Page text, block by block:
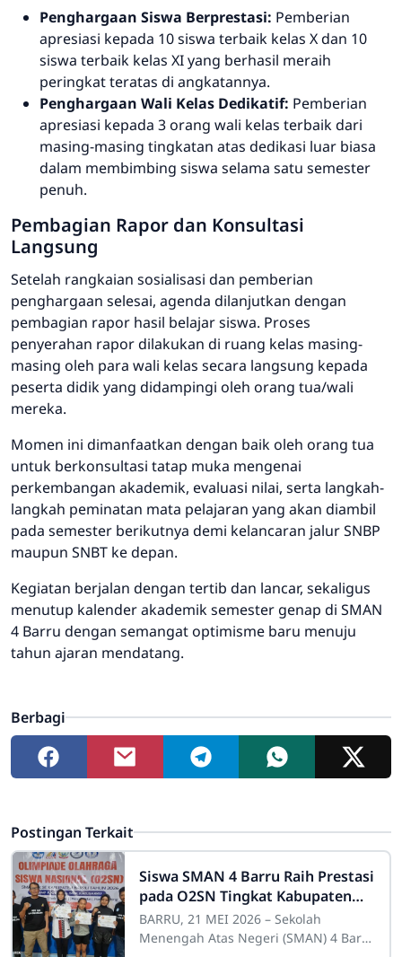
Penghargaan Siswa Berprestasi: Pemberian
apresiasi kepada 10 siswa terbaik kelas X dan 10
siswa terbaik kelas XI yang berhasil meraih
peringkat teratas di angkatannya.
Penghargaan Wali Kelas Dedikatif: Pemberian
apresiasi kepada 3 orang wali kelas terbaik dari
masing-masing tingkatan atas dedikasi luar biasa
dalam membimbing siswa selama satu semester
penuh.
Pembagian Rapor dan Konsultasi
Langsung
Setelah rangkaian sosialisasi dan pemberian
penghargaan selesai, agenda dilanjutkan dengan
pembagian rapor hasil belajar siswa. Proses
penyerahan rapor dilakukan di ruang kelas masing-
masing oleh para wali kelas secara langsung kepada
peserta didik yang didampingi oleh orang tua/wali
mereka.
Momen ini dimanfaatkan dengan baik oleh orang tua
untuk berkonsultasi tatap muka mengenai
perkembangan akademik, evaluasi nilai, serta langkah-
langkah peminatan mata pelajaran yang akan diambil
pada semester berikutnya demi kelancaran jalur SNBP
maupun SNBT ke depan.
Kegiatan berjalan dengan tertib dan lancar, sekaligus
menutup kalender akademik semester genap di SMAN
4 Barru dengan semangat optimisme baru menuju
tahun ajaran mendatang.
Berbagi
Postingan Terkait
Siswa SMAN 4 Barru Raih Prestasi
pada O2SN Tingkat Kabupaten
2026
BARRU, 21 MEI 2026 – Sekolah
Menengah Atas Negeri (SMAN) 4 Barru